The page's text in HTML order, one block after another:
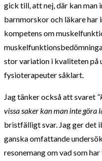
gick till, att nej, där kan
barnmorskor och läkare
kompetens om
stor variation i kvaliteten på
fysioterapeuter såklart.
Jag tänker också att svaret ”
vissa saker kan man inte göra
bristfälligt svar. Jag ger det
ganska omfattande
resonemang om vad som